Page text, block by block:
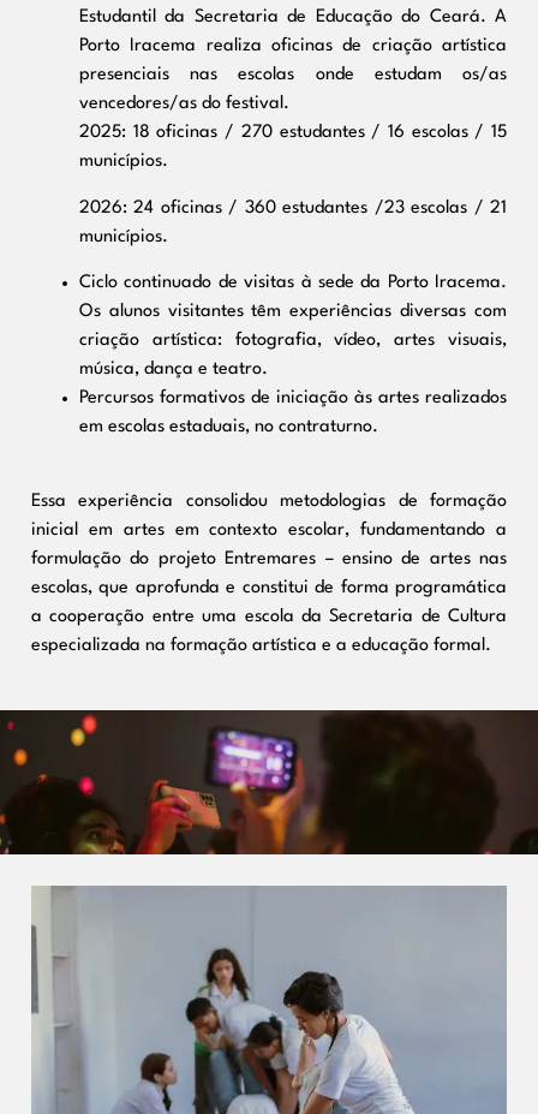
Estudantil da Secretaria de Educação do Ceará. A
Porto Iracema realiza oficinas de criação artística
presenciais nas escolas onde estudam os/as
vencedores/as do festival.
2025: 18 oficinas / 270 estudantes / 16 escolas / 15
municípios.
2026: 24 oficinas / 360 estudantes /23 escolas / 21
municípios.
Ciclo continuado de visitas à sede da Porto Iracema.
Os alunos visitantes têm experiências diversas com
criação artística: fotografia, vídeo, artes visuais,
música, dança e teatro.
Percursos formativos de iniciação às artes realizados
em escolas estaduais, no contraturno.
Essa experiência consolidou metodologias de formação
inicial em artes em contexto escolar, fundamentando a
formulação do projeto Entremares – ensino de artes nas
escolas, que aprofunda e constitui de forma programática
a cooperação entre uma escola da Secretaria de Cultura
especializada na formação artística e a educação formal.